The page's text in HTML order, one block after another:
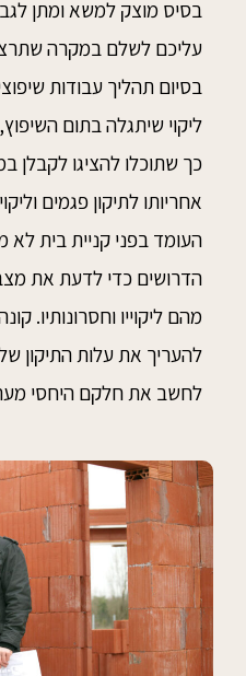
בסיס מוצק למשא ומתן
עליכם לשלם במקרה
בסיום תהליך עבודות
ליקוי שיתגלה בתום
כך שתוכלו להציגו לקבלן
אחריותו לתיקון פגמים
העומד בפני קניית בית לא
הדרושים כדי לדעת את
מהם ליקוייו וחסרונותיו.
להעריך את עלות התיקון
לחשב את חלקם היחסי